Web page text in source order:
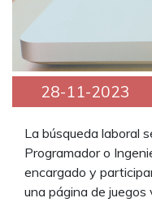
28-11-2023
La búsqueda laboral
Programador o
encargado y
una página de juegos